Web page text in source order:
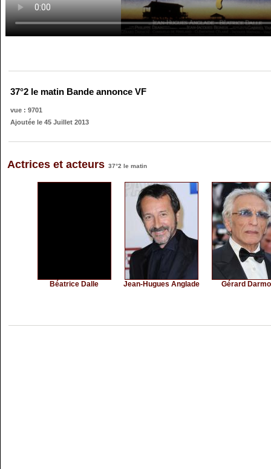
37°2 le matin Bande annonce VF
vue : 9701
Ajoutée le 45 Juillet 2013
Actrices et acteurs 37°2 le matin
Béatrice Dalle Jean-Hugues Anglade Gérard